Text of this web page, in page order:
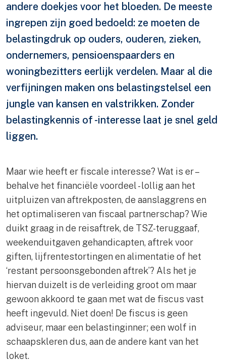
andere doekjes voor het bloeden. De meeste
ingrepen zijn goed bedoeld: ze moeten de
belastingdruk op ouders, ouderen, zieken,
ondernemers, pensioenspaarders en
woningbezitters eerlijk verdelen. Maar al die
verfijningen maken ons belastingstelsel een
jungle van kansen en valstrikken. Zonder
belastingkennis of -interesse laat je snel geld
liggen.
Maar wie heeft er fiscale interesse? Wat is er –
behalve het financiële voordeel - lollig aan het
uitpluizen van aftrekposten, de aanslaggrens en
het optimaliseren van fiscaal partnerschap? Wie
duikt graag in de reisaftrek, de TSZ-teruggaaf,
weekenduitgaven gehandicapten, aftrek voor
giften, lijfrentestortingen en alimentatie of het
‘restant persoonsgebonden aftrek’? Als het je
hiervan duizelt is de verleiding groot om maar
gewoon akkoord te gaan met wat de fiscus vast
heeft ingevuld. Niet doen! De fiscus is geen
adviseur, maar een belastinginner; een wolf in
schaapskleren dus, aan de andere kant van het
loket.